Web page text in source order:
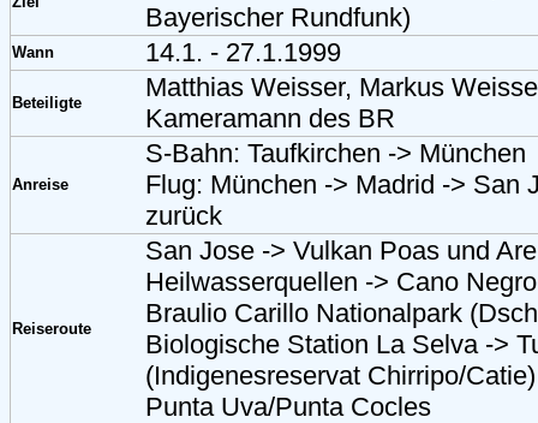
Bayerischer Rundfunk)
Wann 14.1. - 27.1.1999
Beteiligte
Matthias Weisser, Markus
Kameramann des BR
Anreise
S-Bahn: Taufkirchen -> München
Flug: München -> Madrid -> San
zurück
Reiseroute
San Jose -> Vulkan Poas und
Heilwasserquellen -> Cano
Braulio Carillo Nationalpark
Biologische Station La Selva ->
(Indigenesreservat Chirripo/
Punta Uva/Punta Cocles